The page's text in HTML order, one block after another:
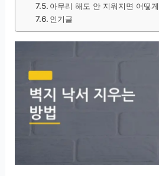
아무리 해도 안 지워지면 어떻
인기글